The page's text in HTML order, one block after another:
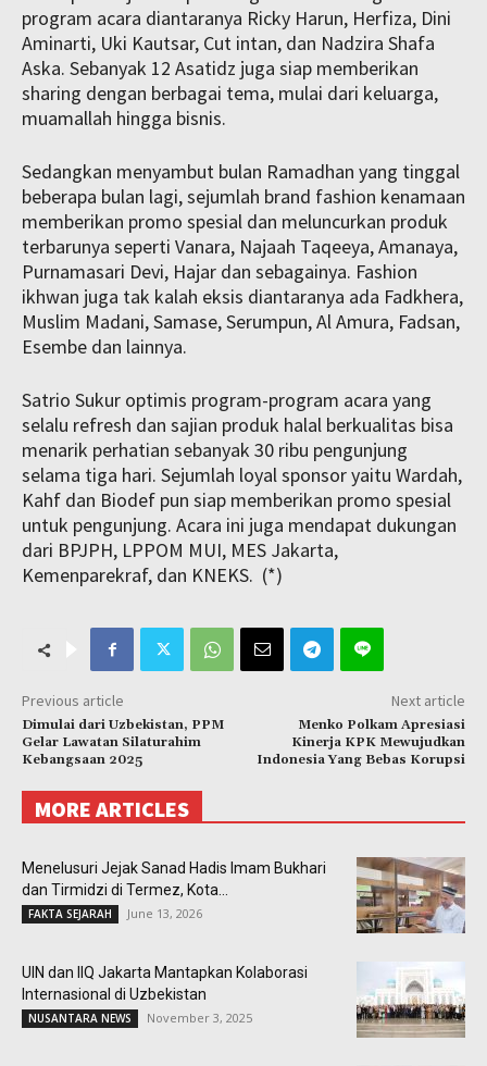
program acara diantaranya Ricky Harun, Herfiza, Dini
Aminarti, Uki Kautsar, Cut intan, dan Nadzira Shafa
Aska. Sebanyak 12 Asatidz juga siap memberikan
sharing dengan berbagai tema, mulai dari keluarga,
muamallah hingga bisnis.
Sedangkan menyambut bulan Ramadhan yang tinggal
beberapa bulan lagi, sejumlah brand fashion kenamaan
memberikan promo spesial dan meluncurkan produk
terbarunya seperti Vanara, Najaah Taqeeya, Amanaya,
Purnamasari Devi, Hajar dan sebagainya. Fashion
ikhwan juga tak kalah eksis diantaranya ada Fadkhera,
Muslim Madani, Samase, Serumpun, Al Amura, Fadsan,
Esembe dan lainnya.
Satrio Sukur optimis program-program acara yang
selalu refresh dan sajian produk halal berkualitas bisa
menarik perhatian sebanyak 30 ribu pengunjung
selama tiga hari. Sejumlah loyal sponsor yaitu Wardah,
Kahf dan Biodef pun siap memberikan promo spesial
untuk pengunjung. Acara ini juga mendapat dukungan
dari BPJPH, LPPOM MUI, MES Jakarta,
Kemenparekraf, dan KNEKS. (*)
Previous article
Dimulai dari Uzbekistan, PPM
Gelar Lawatan Silaturahim
Kebangsaan 2025
Next article
Menko Polkam Apresiasi
Kinerja KPK Mewujudkan
Indonesia Yang Bebas Korupsi
MORE ARTICLES
Menelusuri Jejak Sanad Hadis Imam Bukhari
dan Tirmidzi di Termez, Kota...
FAKTA SEJARAH June 13, 2026
UIN dan IIQ Jakarta Mantapkan Kolaborasi
Internasional di Uzbekistan
NUSANTARA NEWS November 3, 2025